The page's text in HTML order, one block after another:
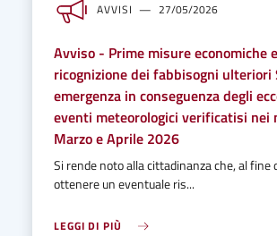
AVVISI 27/05/2026
Avviso - Prime misure economiche e
ricognizione dei fabbisogni ulteriori
emergenza in conseguenza degli
eventi meteorologici verificatisi nei
Marzo e Aprile 2026
Si rende noto alla cittadinanza che, al fine
ottenere un eventuale ris...
LEGGI DI PIÙ